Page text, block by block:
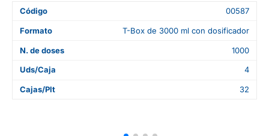
Código 00587
Formato T-Box de 3000 ml con dosificador
N. de doses 1000
Uds/Caja 4
Cajas/Plt 32